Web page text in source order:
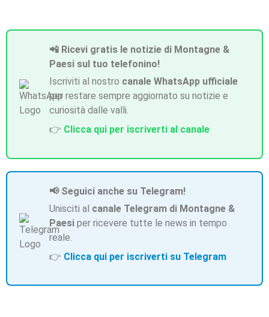
📲 Ricevi gratis le notizie di Montagne &
Paesi sul tuo telefonino!
Iscriviti al nostro canale WhatsApp ufficiale
per restare sempre aggiornato su notizie e
curiosità dalle valli.
👉 Clicca qui per iscriverti al canale
📢 Seguici anche su Telegram!
Unisciti al canale Telegram di Montagne &
Paesi per ricevere tutte le news in tempo
reale.
👉 Clicca qui per iscriverti su Telegram